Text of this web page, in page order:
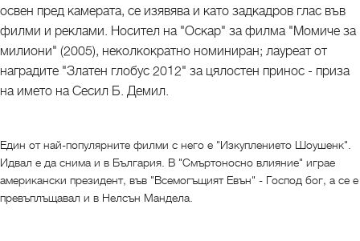
освен пред камерата, се изявява и като задкадров глас във
филми и реклами. Носител на "Оскар" за филма "Момиче за
милиони" (2005), неколкократно номиниран; лауреат от
наградите "Златен глобус 2012" за цялостен принос - приза
на името на Сесил Б. Демил.
Един от най-популярните филми с него е "Изкуплението Шоушенк".
Идвал е да снима и в България. В "Смъртоносно влияние" играе
американски президент, във "Всемогъщият Евън" - Господ бог, а се е
превъплъщавал и в Нелсън Мандела.